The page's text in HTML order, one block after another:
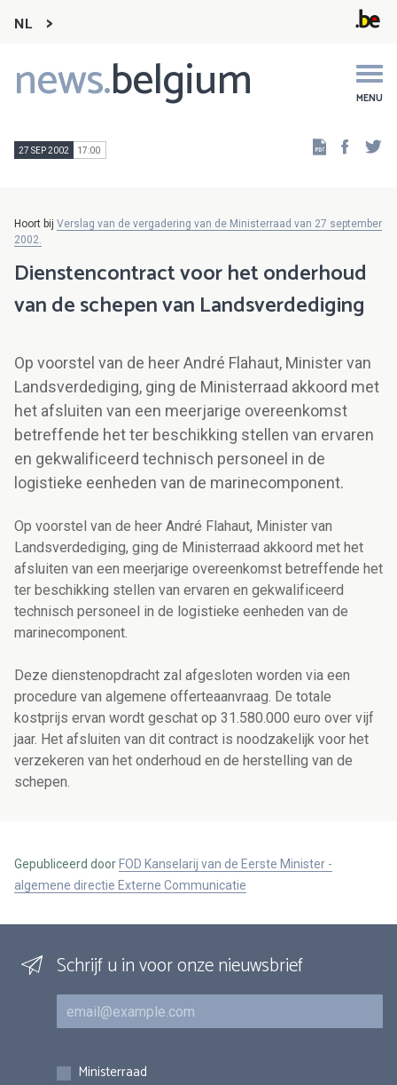
NL
news.belgium MENU
Main
navigation
27 SEP 2002 17:00
Hoort bij Verslag van de vergadering van de Ministerraad van 27 september
2002.
Dienstencontract voor het onderhoud
van de schepen van Landsverdediging
Op voorstel van de heer André Flahaut, Minister van
Landsverdediging, ging de Ministerraad akkoord met
het afsluiten van een meerjarige overeenkomst
betreffende het ter beschikking stellen van ervaren
en gekwalificeerd technisch personeel in de
logistieke eenheden van de marinecomponent.
Op voorstel van de heer André Flahaut, Minister van
Landsverdediging, ging de Ministerraad akkoord met het
afsluiten van een meerjarige overeenkomst betreffende het
ter beschikking stellen van ervaren en gekwalificeerd
technisch personeel in de logistieke eenheden van de
marinecomponent.
Deze dienstenopdracht zal afgesloten worden via een
procedure van algemene offerteaanvraag. De totale
kostprijs ervan wordt geschat op 31.580.000 euro over vijf
jaar. Het afsluiten van dit contract is noodzakelijk voor het
verzekeren van het onderhoud en de herstelling van de
schepen.
Gepubliceerd door FOD Kanselarij van de Eerste Minister -
algemene directie Externe Communicatie
Schrijf u in voor onze nieuwsbrief
E-mail
Inschrijvingen
Ministerraad